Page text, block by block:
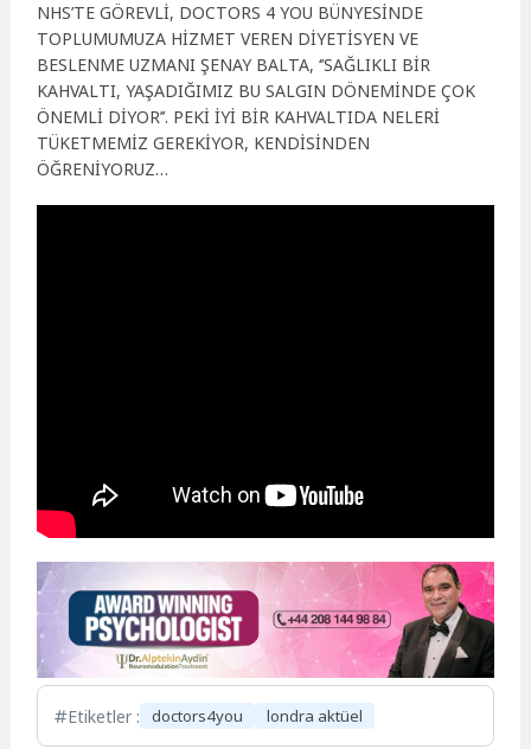
NHS’TE GÖREVLİ, DOCTORS 4 YOU BÜNYESİNDE
TOPLUMUMUZA HİZMET VEREN DİYETİSYEN VE
BESLENME UZMANI ŞENAY BALTA, ‘’SAĞLIKLI BİR
KAHVALTI, YAŞADIĞIMIZ BU SALGIN DÖNEMİNDE ÇOK
ÖNEMLİ DİYOR’’. PEKİ İYİ BİR KAHVALTIDA NELERİ
TÜKETMEMİZ GEREKİYOR, KENDİSİNDEN
ÖĞRENİYORUZ…
Etiketler : doctors4you londra aktüel